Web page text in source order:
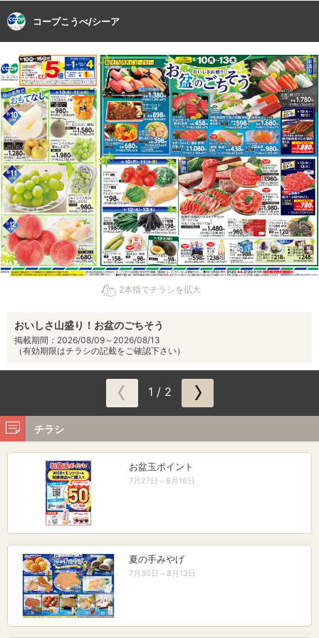
コープこうべ/シーア
2本指でチラシを拡大
おいしさ山盛り！お盆のごちそう
掲載期間：2026/08/09～2026/08/13
（有効期限はチラシの記載をご確認下さい）
1 / 2
チラシ
お盆玉ポイント
7月27日～8月16日
夏の手みやげ
7月30日～8月13日